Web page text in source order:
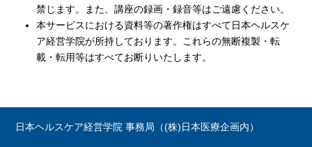
禁じます。また、講座の録画・録音等はご遠慮ください。
本サービスにおける資料等の著作権はすべて日本ヘルスケ
ア経営学院が所持しております。これらの無断複製・転
載・転用等はすべてお断りいたします。
日本ヘルスケア経営学院 事務局（(株)日本医療企画内）